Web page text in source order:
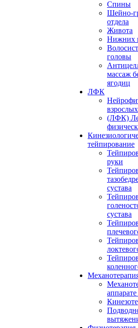
Спины
Шейно-
отдела
Живота
Нижних
головы
массаж
ягодиц
ЛФК
взрослых
(ЛФК)
тейпирование
руки
сустава
сустава